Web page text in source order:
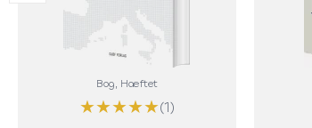
Bog, Hæftet
★★★★★(1)